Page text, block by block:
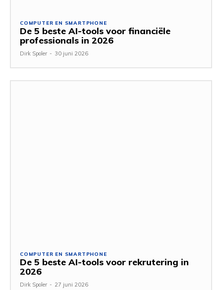
COMPUTER EN SMARTPHONE
De 5 beste AI-tools voor financiële
professionals in 2026
Dirk Spoler - 30 juni 2026
COMPUTER EN SMARTPHONE
De 5 beste AI-tools voor rekrutering in
2026
Dirk Spoler - 27 juni 2026